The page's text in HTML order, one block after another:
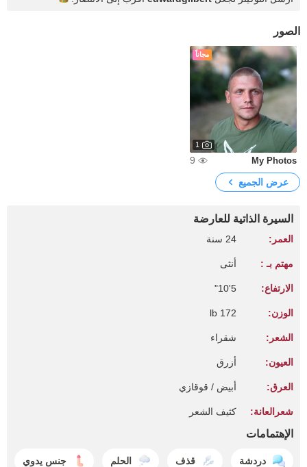
الصور
مجاناً
1
My Photos
9
عرض الجميع
السيرة الذاتية للعارضة
العمر: 24 سنة
مهتم بـ : أنثى
الارتفاع: 5'10"
الوزن: 172 lb
الشعر: شقراء
العيون: أزرق
العرق: أبيض / قوقازي
شعرالعانة: كثيف الشعر
الإهتمامات
دردشة قذف الحلم جنس يدوي